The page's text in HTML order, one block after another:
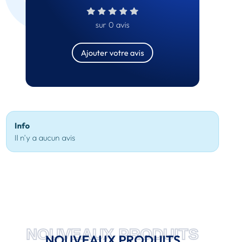
sur 0 avis
Ajouter votre avis
Info
Il n'y a aucun avis
NOUVEAUX PRODUITS